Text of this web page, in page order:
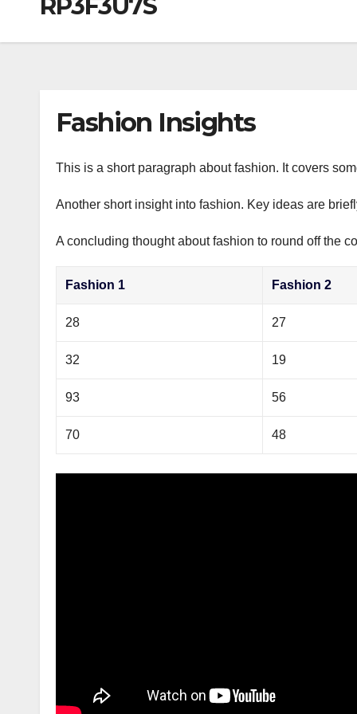
RP3F3U7S
Fashion Insights
This is a short paragraph about fashion. It covers
Another short insight into fashion. Key ideas are
A concluding thought about fashion to round off the
Fashion 1 Fashion 2
28 27
32 19
93 56
70 48
m